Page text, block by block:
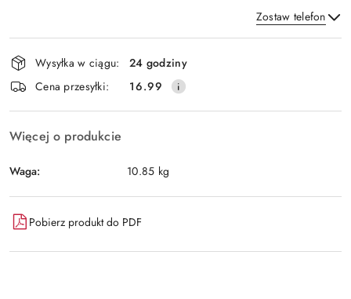
Zostaw telefon
Wyślij
Dostępność
i
dostawa
Wysyłka w ciągu:
24 godziny
Cena przesyłki:
16.99
Więcej o produkcie
Waga: 10.85 kg
Pobierz produkt do PDF